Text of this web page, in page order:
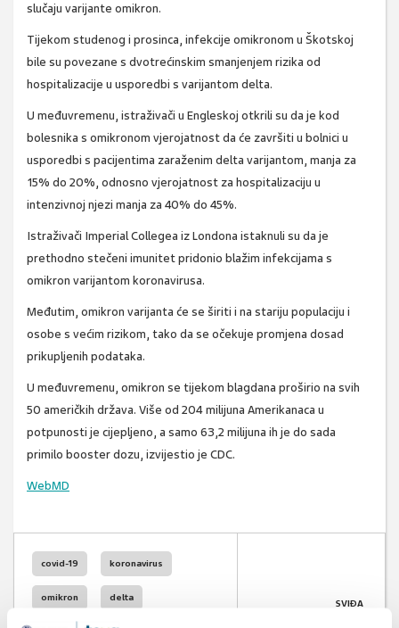
slučaju varijante omikron.
Tijekom studenog i prosinca, infekcije omikronom u Škotskoj
bile su povezane s dvotrećinskim smanjenjem rizika od
hospitalizacije u usporedbi s varijantom delta.
U međuvremenu, istraživači u Engleskoj otkrili su da je kod
bolesnika s omikronom vjerojatnost da će završiti u bolnici u
usporedbi s pacijentima zaraženim delta varijantom, manja za
15% do 20%, odnosno vjerojatnost za hospitalizaciju u
intenzivnoj njezi manja za 40% do 45%.
Istraživači Imperial Collegea iz Londona istaknuli su da je
prethodno stečeni imunitet pridonio blažim infekcijama s
omikron varijantom koronavirusa.
Međutim, omikron varijanta će se širiti i na stariju populaciju i
osobe s većim rizikom, tako da se očekuje promjena dosad
prikupljenih podataka.
U međuvremenu, omikron se tijekom blagdana proširio na svih
50 američkih država. Više od 204 milijuna Amerikanaca u
potpunosti je cijepljeno, a samo 63,2 milijuna ih je do sada
primilo booster dozu, izvijestio je CDC.
WebMD
covid-19 koronavirus
omikron delta
SVIĐA